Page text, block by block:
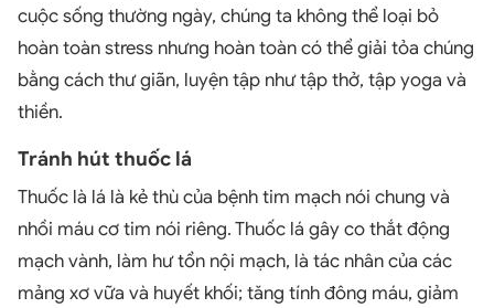
cuộc sống thường ngày, chúng ta không thể loại bỏ
hoàn toàn stress nhưng hoàn toàn có thể giải tỏa chúng
bằng cách thư giãn, luyện tập như tập thở, tập yoga và
thiền.
Tránh hút thuốc lá
Thuốc là lá là kẻ thù của bệnh tim mạch nói chung và
nhồi máu cơ tim nói riêng. Thuốc lá gây co thắt động
mạch vành, làm hư tổn nội mạch, là tác nhân của các
mảng xơ vữa và huyết khối; tăng tính đông máu, giảm